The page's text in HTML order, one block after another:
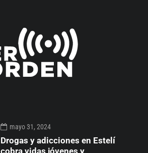
mayo 31, 2024
Drogas y adicciones en Estelí